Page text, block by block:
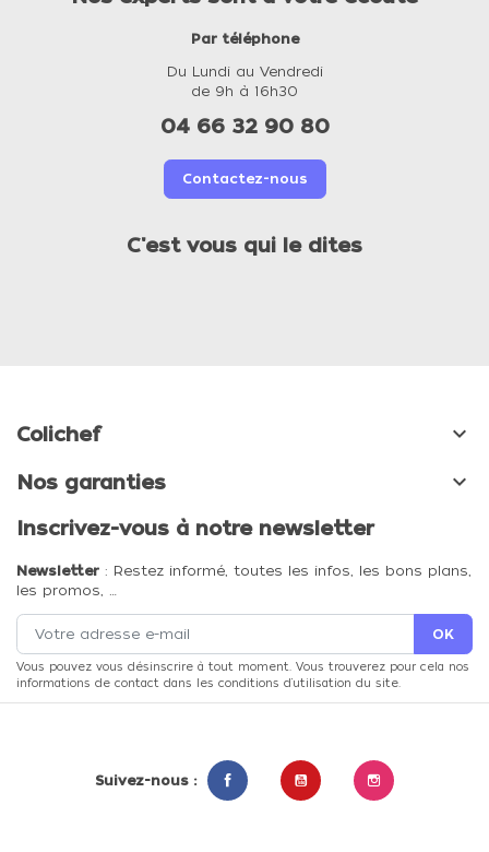
Par téléphone
Du Lundi au Vendredi
de 9h à 16h30
04 66 32 90 80
Contactez-nous
C'est vous qui le dites
Colichef 
Nos garanties 
Inscrivez-vous à notre newsletter
Newsletter : Restez informé, toutes les infos, les bons plans,
les promos, …
Vous pouvez vous désinscrire à tout moment. Vous trouverez pour cela nos
informations de contact dans les conditions d'utilisation du site.
Suivez-nous :
FacebookYouTubeInstagram